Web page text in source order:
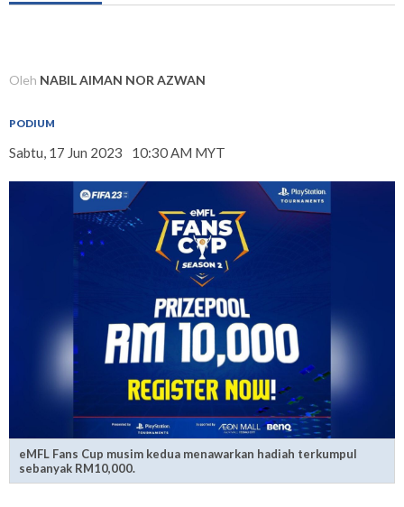
Oleh NABIL AIMAN NOR AZWAN
PODIUM
Sabtu, 17 Jun 2023 10:30 AM MYT
eMFL Fans Cup musim kedua menawarkan hadiah terkumpul
sebanyak RM10,000.